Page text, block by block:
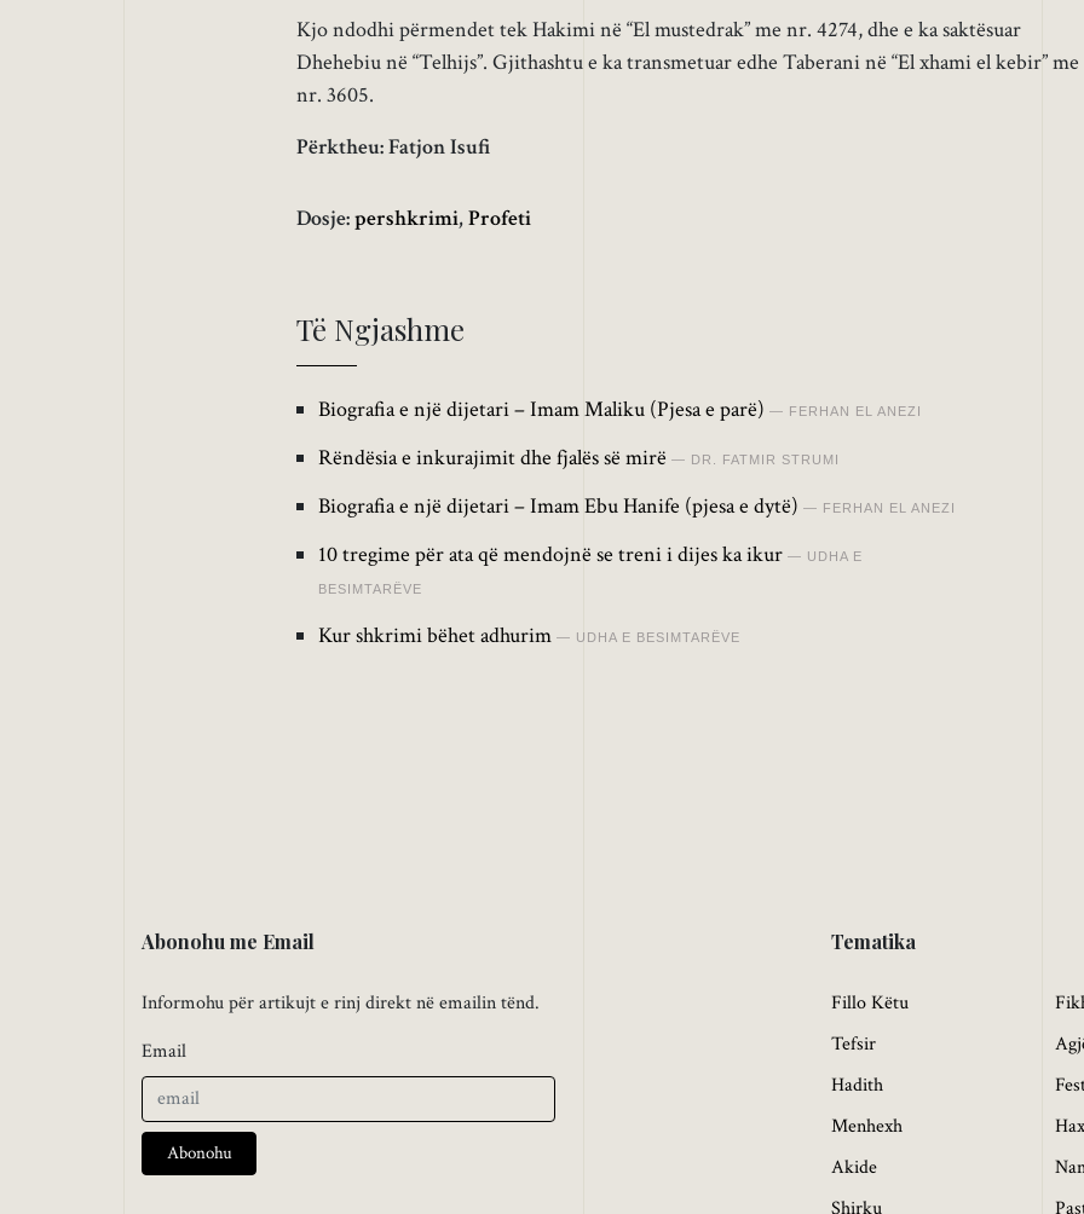
Kjo ndodhi përmendet tek Hakimi në “El mustedrak” me nr. 4274, dhe e ka saktësuar
Dhehebiu në “Telhijs”. Gjithashtu e ka transmetuar edhe Taberani në “El xhami el kebir” me
nr. 3605.
Përktheu: Fatjon Isufi
Dosje:pershkrimi,Profeti
Të Ngjashme
Biografia e një dijetari – Imam Maliku (Pjesa e parë) FERHAN EL ANEZI
Rëndësia e inkurajimit dhe fjalës së mirë DR. FATMIR STRUMI
Biografia e një dijetari – Imam Ebu Hanife (pjesa e dytë) FERHAN EL ANEZI
10 tregime për ata që mendojnë se treni i dijes ka ikur UDHA E
BESIMTARËVE
Kur shkrimi bëhet adhurim UDHA E BESIMTARËVE
Abonohu me Email
Informohu për artikujt e rinj direkt në emailin tënd.
Email
Abonohu
Tematika
Fillo Këtu
Tefsir
Hadith
Menhexh
Akide
Shirku